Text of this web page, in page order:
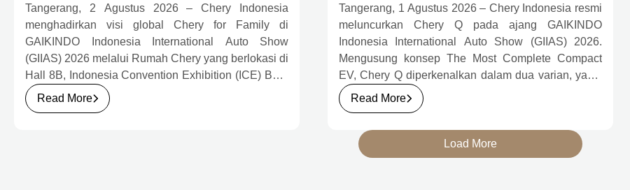
LENGKAP DAN PROGRAM
APRESIASI KONSUMEN
BERNILAI HAMPIR RP1 MILIAR
Tangerang, 2 Agustus 2026 – Chery Indonesia
menghadirkan visi global Chery for Family di
GAIKINDO Indonesia International Auto Show
(GIIAS) 2026 melalui Rumah Chery yang berlokasi di
Hall 8B, Indonesia Convention Exhibition (ICE) BSD
City. Mengusung konsep rumah yang hangat dan
inklusif, Chery menghadirkan pengalaman
Read More
PASAR OTOMOTIF MELALUI
HARGA SPESIAL MULAI RP239,9
JUTA
Tangerang, 1 Agustus 2026 – Chery Indonesia resmi
meluncurkan Chery Q pada ajang GAIKINDO
Indonesia International Auto Show (GIIAS) 2026.
Mengusung konsep The Most Complete Compact
EV, Chery Q diperkenalkan dalam dua varian, yakni
Chery Q Pure dan Chery Q Rizz, untuk
mengakomodasi kebutuhan mobilitas serta
Read More
Load More